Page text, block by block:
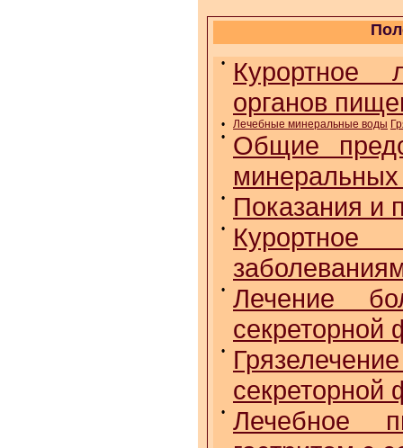
•
Курортное
органов
• Лечебные минеральные воды
•
Общие
минеральных
• Показания и
•
Курортное
•
Лечение
секреторной
•
секреторной
•
Лечебное